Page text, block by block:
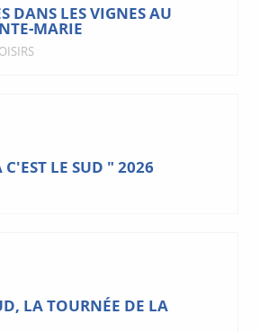
DANS LES VIGNES AU
MARIE
LE SUD " 2026
LA TOURNÉE DE LA